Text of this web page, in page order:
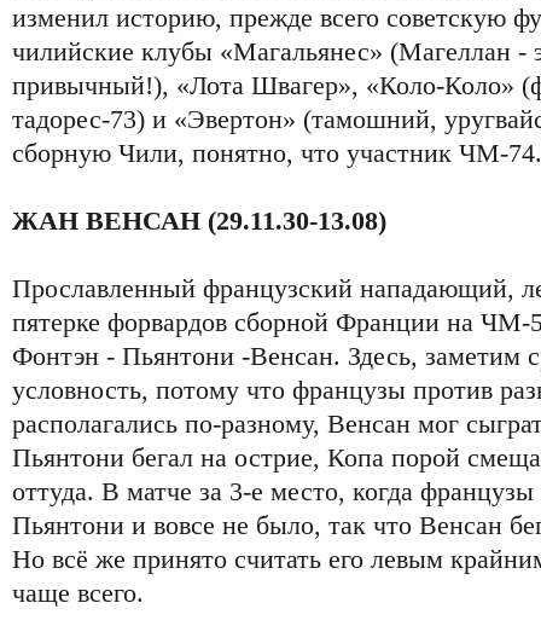
изменил историю, прежде всего советскую
чилийские клубы «Магальянес» (Магеллан -
привычный!), «Лота Швагер», «Коло-Коло»
тадорес-73) и «Эвертон» (тамошний,
сборную Чили, понятно, что участник ЧМ-74.
ЖАН ВЕНСАН (29.11.30-13.08)
Прославленный французский нападающий,
пятерке форвардов сборной Франции на
Фонтэн - Пьянтони -Венсан. Здесь, заметим
условность, потому что французы против
располагались по-разному, Венсан мог
Пьянтони бегал на острие, Копа порой
оттуда. В матче за 3-е место, когда
Пьянтони и вовсе не было, так что Венсан
Но всё же принято считать его левым
чаще всего.